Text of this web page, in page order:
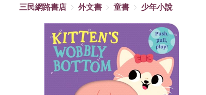
三民網路書店
外文書 童書 少年小說